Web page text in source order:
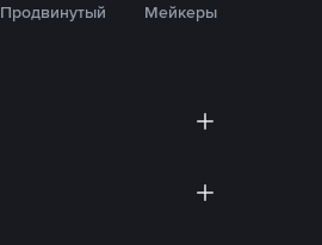
Продвинутый Мейкеры